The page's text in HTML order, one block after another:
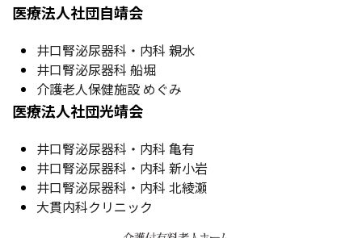
医療法人社団自靖会
井口腎泌尿器科・内科 親水
井口腎泌尿器科 船堀
介護老人保健施設 めぐみ
医療法人社団光靖会
井口腎泌尿器科・内科 亀有
井口腎泌尿器科・内科 新小岩
井口腎泌尿器科・内科 北綾瀬
大貫内科クリニック